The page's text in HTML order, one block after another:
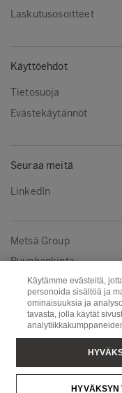
Laskutusosoitteet
Käyttöehdot
Tietosuoja
Evästekäytännöt
Seuraa meitä
LinkedIn
Metsä Group
Puunhankinta
Metsä Tissue
Copyright © Metsä
Käytämme evästeitä,
personoida sisältöä ja
ominaisuuksia ja
tavasta, jolla käytät
HYVÄKSYN